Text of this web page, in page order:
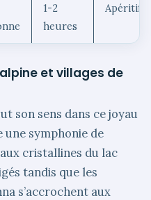
1-2
heures
Apéritif
et villages de
son sens dans ce joyau
symphonie de
cristallines du lac
tandis que les
s’accrochent aux